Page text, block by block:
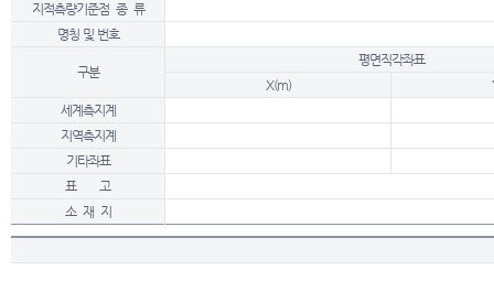
지적측량기준점 종 류
명칭 및 번호
구분
평면직각좌표
X(m)
세계측지계
지역측지계
기타좌표
표 고
소 재 지